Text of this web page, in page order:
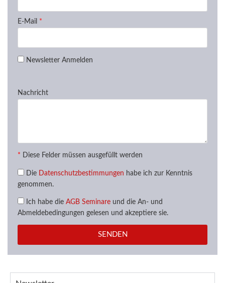
E-Mail *
Newsletter Anmelden
Nachricht
* Diese Felder müssen ausgefüllt werden
Die Datenschutzbestimmungen habe ich zur Kenntnis
genommen.
Ich habe die AGB Seminare und die An- und
Abmeldebedingungen gelesen und akzeptiere sie.
SENDEN